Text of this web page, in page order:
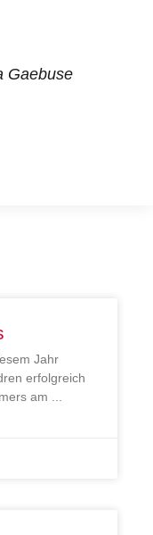
Gaebuse
Jahr
erfolgreich
am